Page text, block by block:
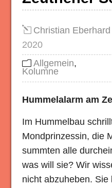
Christian Eberhard
2020
Allgemein,
Kolumne
Hummelalarm am
Im Hummelbau
Mondprinzessin, die
summten alle
was will sie? Wir
nicht abzuheben. Sie